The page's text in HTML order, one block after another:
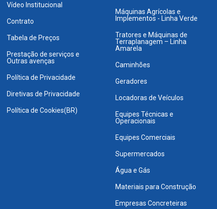
Vídeo Institucional
Contrato
Tabela de Preços
Prestação de serviços e
Outras avenças
Política de Privacidade
Diretivas de Privacidade
Política de Cookies(BR)
Máquinas Agrícolas e
Implementos - Linha Verde
Tratores e Máquinas de
Terraplanagem – Linha
Amarela
Caminhões
Geradores
Locadoras de Veículos
Equipes Técnicas e
Operacionais
Equipes Comerciais
Supermercados
Água e Gás
Materiais para Construção
Empresas Concreteiras